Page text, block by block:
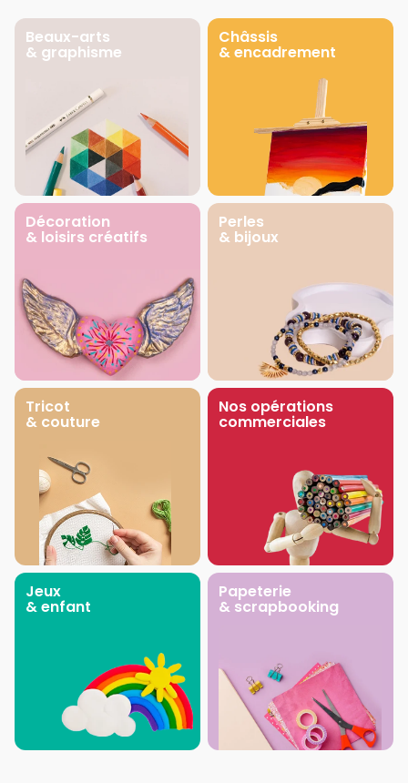
Beaux-arts
& graphisme
Châssis
& encadrement
Décoration
& loisirs créatifs
Perles
& bijoux
Tricot
& couture
Nos opérations
commerciales
Jeux
& enfant
Papeterie
& scrapbooking